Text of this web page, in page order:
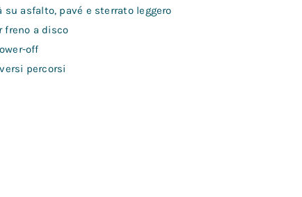
su asfalto, pavé e sterrato leggero
freno a disco
off
percorsi